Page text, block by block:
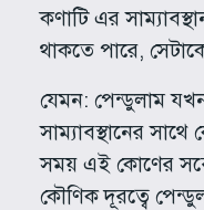
কণাটি এর
থাকতে পারে,
যেমন: পেন্ডুলাম
সাম্যাবস্থানের
সময় এই কোণের
কৌণিক দূরত্বে